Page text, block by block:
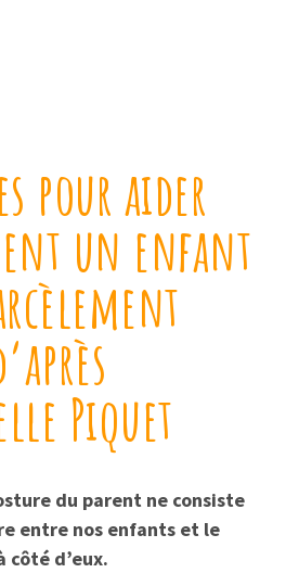
pour aider
un enfant
Piquet
du parent ne consiste
entre nos enfants et le
côté d’eux.